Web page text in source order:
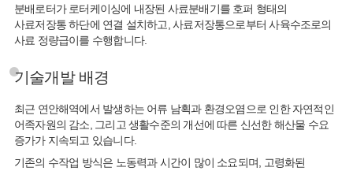
분배로터가 로터케이싱에 내장된 사료분배기를 호퍼 형태의
사료저장통 하단에 연결 설치하고, 사료저장통으로부터 사육수조로의
사료 정량급이를 수행합니다.
기술개발 배경
최근 연안해역에서 발생하는 어류 남획과 환경오염으로 인한 자연적인
어족자원의 감소, 그리고 생활수준의 개선에 따른 신선한 해산물 수요
증가가 지속되고 있습니다.
기존의 수작업 방식은 노동력과 시간이 많이 소요되며, 고령화된